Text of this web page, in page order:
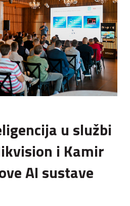
u službi
i Kamir
AI sustave